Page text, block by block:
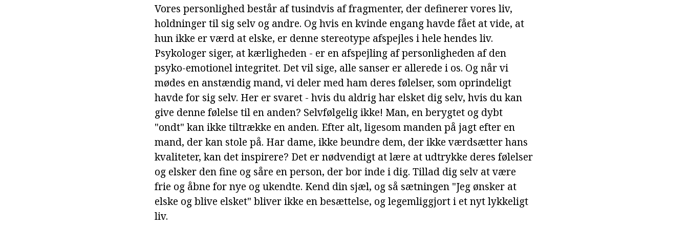
Vores personlighed består af tusindvis af fragmenter, der definerer vores liv,
holdninger til sig selv og andre. Og hvis en kvinde engang havde fået at vide, at
hun ikke er værd at elske, er denne stereotype afspejles i hele hendes liv.
Psykologer siger, at kærligheden - er en afspejling af personligheden af den
psyko-emotionel integritet. Det vil sige, alle sanser er allerede i os. Og når vi
mødes en anstændig mand, vi deler med ham deres følelser, som oprindeligt
havde for sig selv. Her er svaret - hvis du aldrig har elsket dig selv, hvis du kan
give denne følelse til en anden? Selvfølgelig ikke! Man, en berygtet og dybt
"ondt" kan ikke tiltrække en anden. Efter alt, ligesom manden på jagt efter en
mand, der kan stole på. Har dame, ikke beundre dem, der ikke værdsætter hans
kvaliteter, kan det inspirere? Det er nødvendigt at lære at udtrykke deres følelser
og elsker den fine og såre en person, der bor inde i dig. Tillad dig selv at være
frie og åbne for nye og ukendte. Kend din sjæl, og så sætningen "Jeg ønsker at
elske og blive elsket" bliver ikke en besættelse, og legemliggjort i et nyt lykkeligt
liv.